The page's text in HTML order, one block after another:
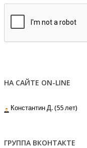
НА САЙТЕ ON-LINE
Константин Д. (55 лет)
ГРУППА ВКОНТАКТЕ